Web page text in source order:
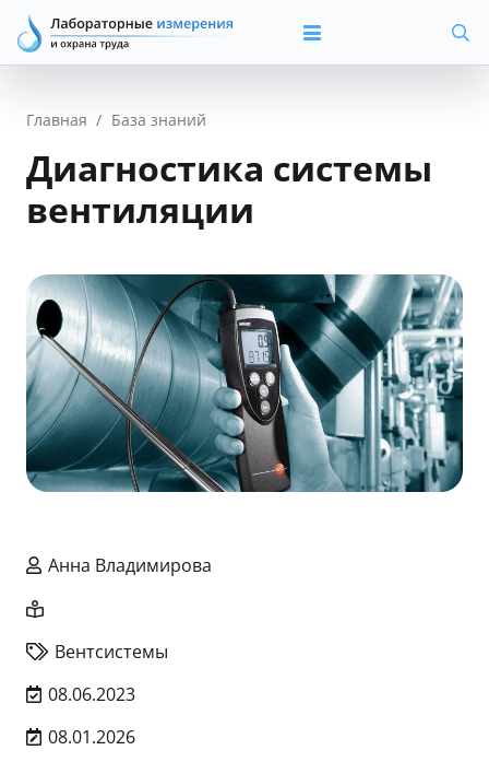
Главная / База знаний
Диагностика системы
вентиляции
Анна Владимирова
Вентсистемы
08.06.2023
08.01.2026